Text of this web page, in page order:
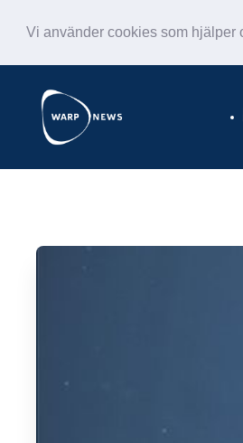
Vi använder cookies som hjälper